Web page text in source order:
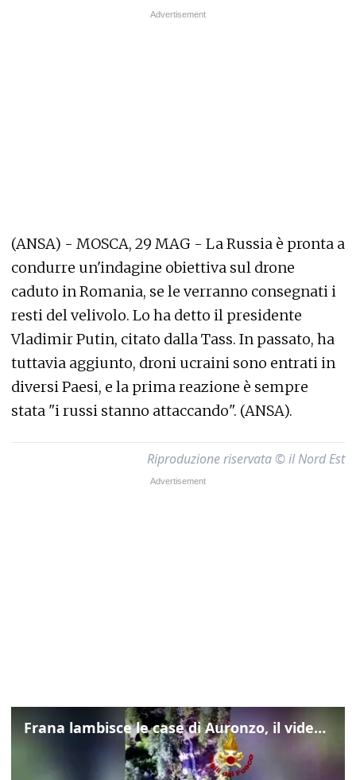
(ANSA) - MOSCA, 29 MAG - La Russia è pronta a
condurre un'indagine obiettiva sul drone
caduto in Romania, se le verranno consegnati i
resti del velivolo. Lo ha detto il presidente
Vladimir Putin, citato dalla Tass. In passato, ha
tuttavia aggiunto, droni ucraini sono entrati in
diversi Paesi, e la prima reazione è sempre
stata "i russi stanno attaccando". (ANSA).
Riproduzione riservata © il Nord Est
Frana lambisce le case di Auronzo, il video dall'elicottero dei vigili del fuoco